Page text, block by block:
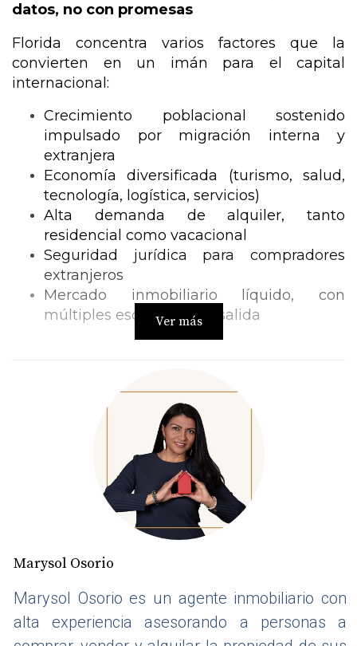
datos, no con promesas
Florida concentra varios factores que la
convierten en un imán para el capital
internacional:
Crecimiento poblacional sostenido
impulsado por migración interna y
extranjera
Economía diversificada (turismo, salud,
tecnología, logística, servicios)
Alta demanda de alquiler, tanto
residencial como vacacional
Seguridad jurídica para compradores
extranjeros
Mercado inmobiliario líquido, con
múltiples escenarios de salida
que reduce la volatilidad y ofrece mayor
previsibilidad al inversionista.
Orlando y otras ciudades clave: no todo
Florida se invierte igual
Uno de los errores más comunes del
inversionista extranjero es pensar que Florida
es un solo mercado. En realidad,
responde a una lógica distinta
📌Orlando
Demanda de renta constante y
Ver más
Marysol Osorio
Marysol Osorio es un agente inmobiliario con
alta experiencia asesorando a personas a